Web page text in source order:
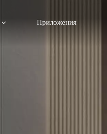
Приложения